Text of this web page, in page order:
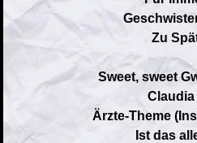
Zu
Sweet, sweet
Claudia II
Ärzte-Theme
Ist das